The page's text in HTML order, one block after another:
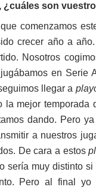
¿cuáles son
comenzamos
crecer año a
Nosotros
en Serie
llegar a
la mejor temporada
dando. Pero
a nuestros
De cara a estos
sería muy distinto
Pero al final